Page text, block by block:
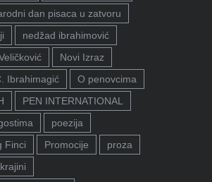
dan pisaca u zatvoru
nedžad ibrahimović
Novi Izraz
Ibrahimagić
O penovcima
PEN INTERNATIONAL
poezija
Finci
Promocije
proza